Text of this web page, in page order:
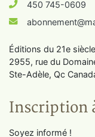
450 745-0609
Éditions du 21e
2955, rue du
Ste-Adèle, Qc
Inscription
Soyez informé !